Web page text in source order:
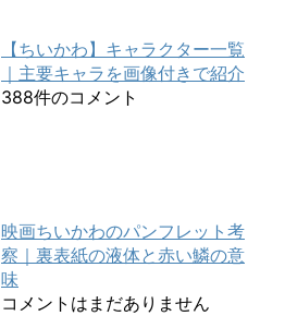
【ちいかわ】キャラクター一覧
｜主要キャラを画像付きで紹介
388件のコメント
映画ちいかわのパンフレット考
察｜裏表紙の液体と赤い鱗の意
味
コメントはまだありません